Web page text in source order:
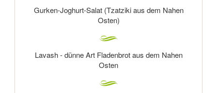
Gurken-Joghurt-Salat (Tzatziki aus dem Nahen
Osten)
Lavash - dünne Art Fladenbrot aus dem Nahen
Osten